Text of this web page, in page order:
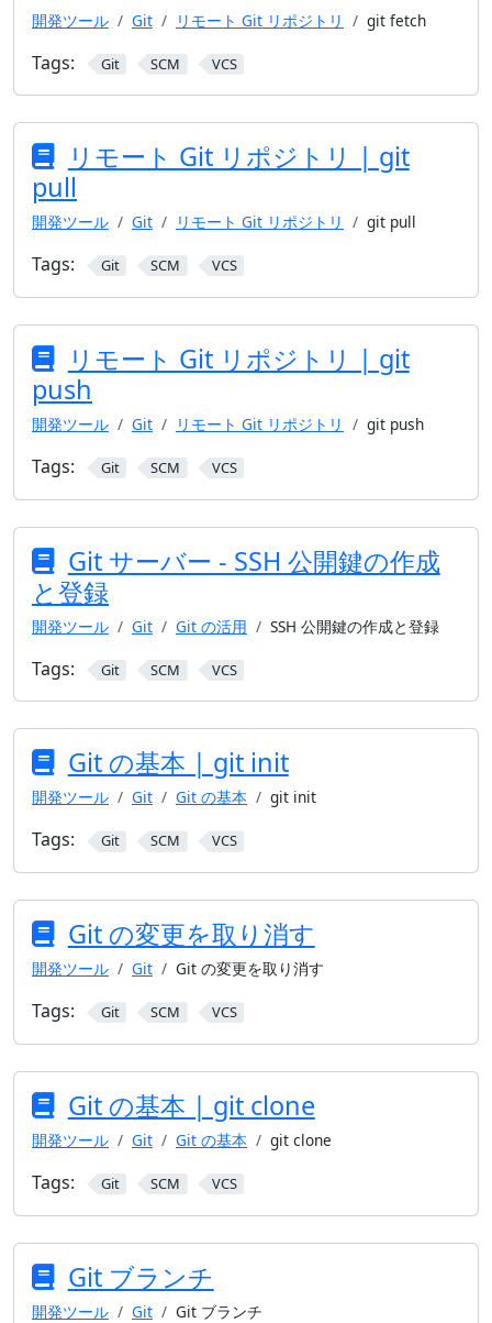
開発ツール Git リモート Git リポジトリ git fetch
Tags: Git SCM VCS
リモート Git リポジトリ | git
pull
開発ツール Git リモート Git リポジトリ git pull
Tags: Git SCM VCS
リモート Git リポジトリ | git
push
開発ツール Git リモート Git リポジトリ git push
Tags: Git SCM VCS
Git サーバー - SSH 公開鍵の作成
と登録
開発ツール Git Git の活用 SSH 公開鍵の作成と登録
Tags: Git SCM VCS
Git の基本 | git init
開発ツール Git Git の基本 git init
Tags: Git SCM VCS
Git の変更を取り消す
開発ツール Git Git の変更を取り消す
Tags: Git SCM VCS
Git の基本 | git clone
開発ツール Git Git の基本 git clone
Tags: Git SCM VCS
Git ブランチ
開発ツール Git Git ブランチ